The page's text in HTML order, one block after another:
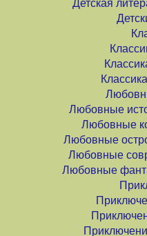
Детская
Любовные
Любовные
Любовные
Любовные
Любовные